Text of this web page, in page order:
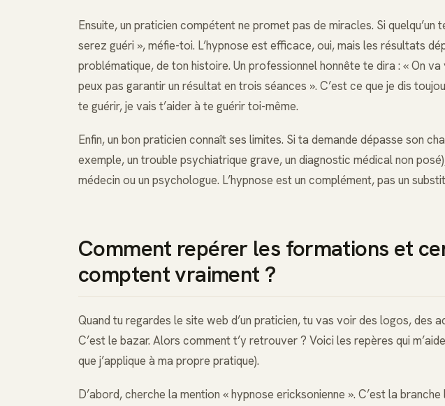
Ensuite, un praticien compétent ne promet pas de miracles. Si quelqu’un
serez guéri », méfie-toi. L’hypnose est efficace, oui, mais les résultats
problématique, de ton histoire. Un professionnel honnête te dira : « On
peux pas garantir un résultat en trois séances ». C’est ce que je dis
te guérir, je vais t’aider à te guérir toi-même.
Enfin, un bon praticien connaît ses limites. Si ta demande dépasse son
exemple, un trouble psychiatrique grave, un diagnostic médical non
médecin ou un psychologue. L’hypnose est un complément, pas un
Comment repérer les formations et
comptent vraiment ?
Quand tu regardes le site web d’un praticien, tu vas voir des logos, des
C’est le bazar. Alors comment t’y retrouver ? Voici les repères qui
que j’applique à ma propre pratique).
D’abord, cherche la mention « hypnose ericksonienne ». C’est la